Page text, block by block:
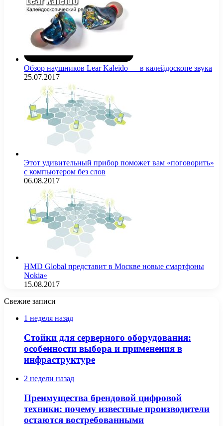
Обзор наушников Lear Kaleido — в калейдоскопе звука
25.07.2017
Этот удивительный прибор поможет вам «поговорить»
с компьютером без слов
06.08.2017
HMD Global представит в Москве новые смартфоны
Nokia»
15.08.2017
Свежие записи
1 неделя назад
Стойки для серверного оборудования:
особенности выбора и применения в
инфраструктуре
2 недели назад
Преимущества брендовой цифровой
техники: почему известные производители
остаются востребованными